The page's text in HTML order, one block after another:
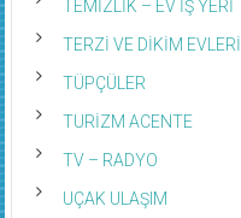
TEMİZLİK – EV İŞ YERİ
TERZİ VE DİKİM EVLERİ
TÜPÇÜLER
TURİZM ACENTE
TV – RADYO
UÇAK ULAŞIM